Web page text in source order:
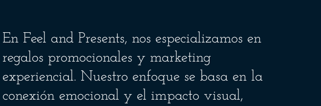
En Feel and Presents, nos especializamos en
regalos promocionales y marketing
experiencial. Nuestro enfoque se basa en la
conexión emocional y el impacto visual,